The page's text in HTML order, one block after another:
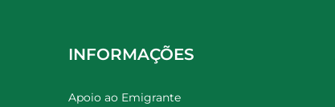
INFORMAÇÕES
Apoio ao Emigrante